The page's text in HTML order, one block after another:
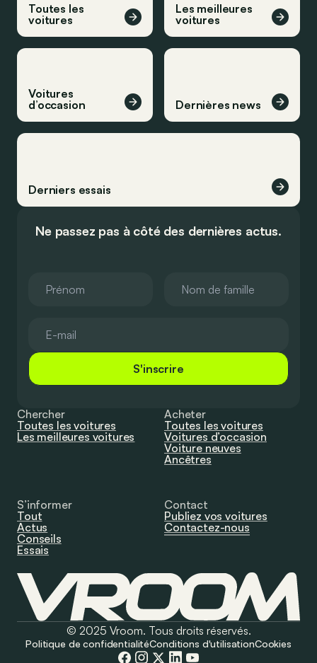
Toutes les
voitures
Les meilleures
voitures
Voitures
d’occasion
Dernières news
Derniers essais
Ne passez pas à côté des dernières actus.
S'inscrire
Chercher
Toutes les voitures
Les meilleures voitures
Acheter
Toutes les voitures
Voitures d’occasion
Voiture neuves
Ancêtres
S’informer
Tout
Actus
Conseils
Essais
Contact
Publiez vos voitures
Contactez-nous
© 2025 Vroom. Tous droits réservés.
Politique de confidentialitéConditions d'utilisationCookies